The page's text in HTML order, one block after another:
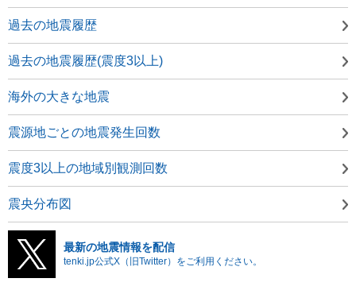
過去の地震履歴
過去の地震履歴(震度3以上)
海外の大きな地震
震源地ごとの地震発生回数
震度3以上の地域別観測回数
震央分布図
最新の地震情報を配信
tenki.jp公式X（旧Twitter）をご利用ください。